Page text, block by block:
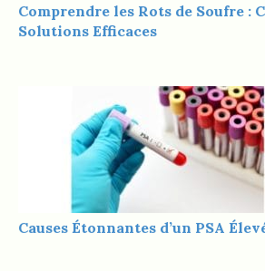
Comprendre les Rots de Soufre :
Solutions Efficaces
Causes Étonnantes d’un PSA